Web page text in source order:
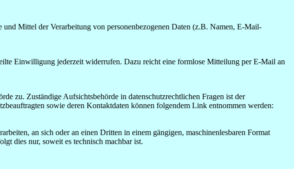
Mittel der Verarbeitung von personenbezogenen Daten (z.B. Namen, E-Mail-
Einwilligung jederzeit widerrufen. Dazu reicht eine formlose Mitteilung per E-Mail an
zu. Zuständige Aufsichtsbehörde in datenschutzrechtlichen Fragen ist der
sowie deren Kontaktdaten können folgendem Link entnommen werden:
an sich oder an einen Dritten in einem gängigen, maschinenlesbaren Format
dies nur, soweit es technisch machbar ist.